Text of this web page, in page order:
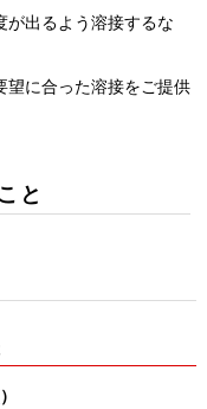
が出るよう溶接するな
望に合った溶接をご提供
と
）